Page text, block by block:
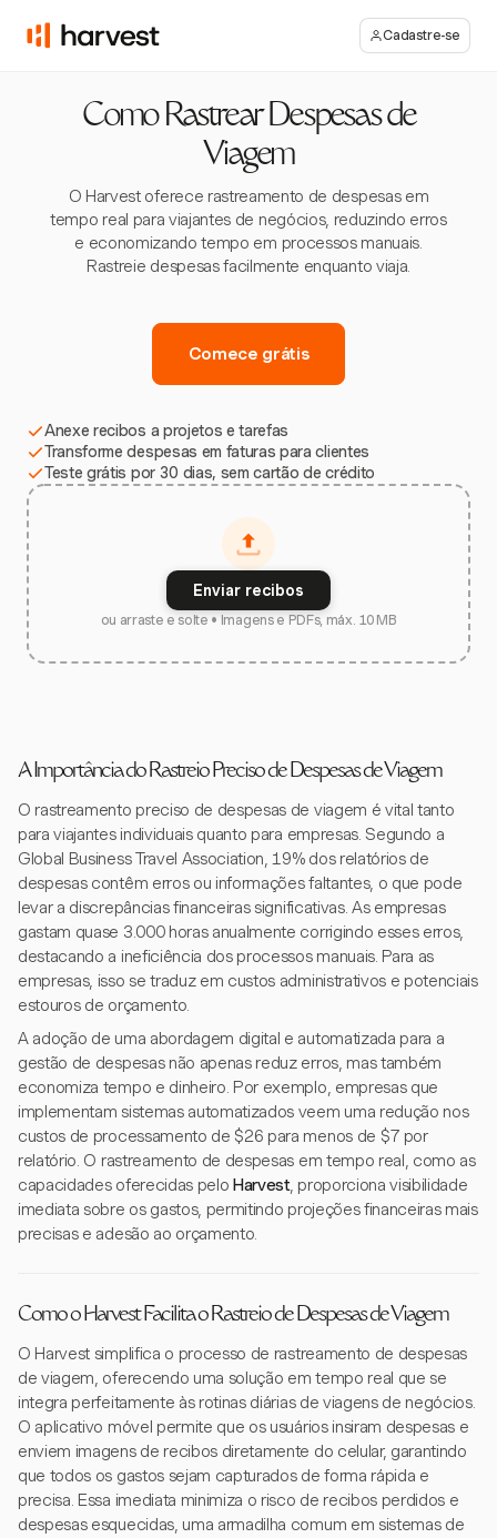
Cadastre-se
Como Rastrear Despesas de
Viagem
O Harvest oferece rastreamento de despesas em
tempo real para viajantes de negócios, reduzindo erros
e economizando tempo em processos manuais.
Rastreie despesas facilmente enquanto viaja.
Comece grátis
Anexe recibos a projetos e tarefas
Transforme despesas em faturas para clientes
Teste grátis por 30 dias, sem cartão de crédito
Enviar recibos
ou arraste e solte • Imagens e PDFs, máx. 10 MB
A Importância do Rastreio Preciso de Despesas de Viagem
O rastreamento preciso de despesas de viagem é vital tanto
para viajantes individuais quanto para empresas. Segundo a
Global Business Travel Association, 19% dos relatórios de
despesas contêm erros ou informações faltantes, o que pode
levar a discrepâncias financeiras significativas. As empresas
gastam quase 3.000 horas anualmente corrigindo esses erros,
destacando a ineficiência dos processos manuais. Para as
empresas, isso se traduz em custos administrativos e potenciais
estouros de orçamento.
A adoção de uma abordagem digital e automatizada para a
gestão de despesas não apenas reduz erros, mas também
economiza tempo e dinheiro. Por exemplo, empresas que
implementam sistemas automatizados veem uma redução nos
custos de processamento de $26 para menos de $7 por
relatório. O rastreamento de despesas em tempo real, como as
capacidades oferecidas peloHarvest, proporciona visibilidade
imediata sobre os gastos, permitindo projeções financeiras mais
precisas e adesão ao orçamento.
Como o Harvest Facilita o Rastreio de Despesas de Viagem
O Harvest simplifica o processo de rastreamento de despesas
de viagem, oferecendo uma solução em tempo real que se
integra perfeitamente às rotinas diárias de viagens de negócios.
O aplicativo móvel permite que os usuários insiram despesas e
enviem imagens de recibos diretamente do celular, garantindo
que todos os gastos sejam capturados de forma rápida e
precisa. Essa imediata minimiza o risco de recibos perdidos e
despesas esquecidas, uma armadilha comum em sistemas de